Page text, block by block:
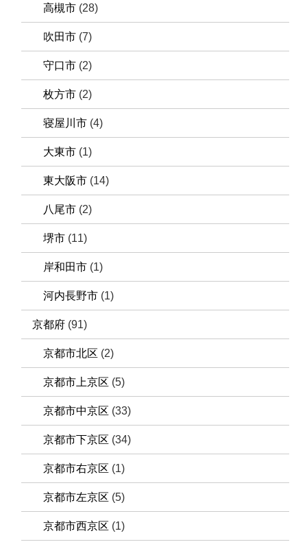
高槻市 (28)
吹田市 (7)
守口市 (2)
枚方市 (2)
寝屋川市 (4)
大東市 (1)
東大阪市 (14)
八尾市 (2)
堺市 (11)
岸和田市 (1)
河内長野市 (1)
京都府 (91)
京都市北区 (2)
京都市上京区 (5)
京都市中京区 (33)
京都市下京区 (34)
京都市右京区 (1)
京都市左京区 (5)
京都市西京区 (1)